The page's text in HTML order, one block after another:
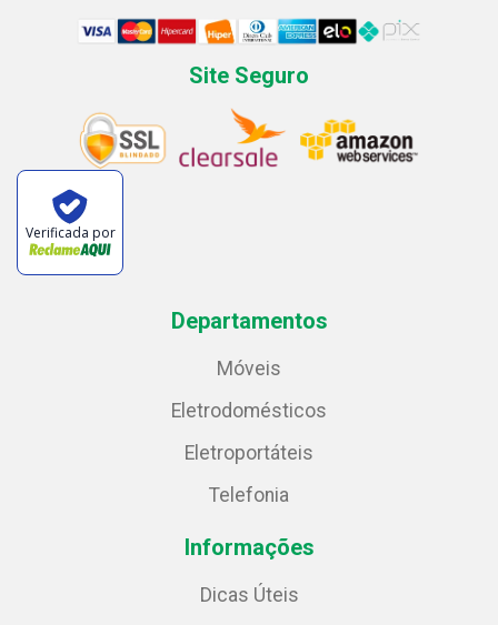
Site Seguro
Verificada por
Departamentos
Móveis
Eletrodomésticos
Eletroportáteis
Telefonia
Informações
Dicas Úteis